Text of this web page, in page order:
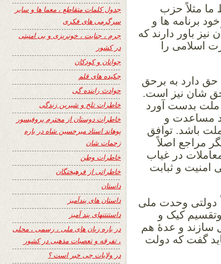
مثلاً حزب
برنامه ها و
باور دارند که
اسلامی را
دارد به برحق
حق شان نیز است.
ملت بدست آورد
مساعدت و
باشد. توافق
مراجع اصلاً
در غیاب
امنیت و ثبابت
دولتی وحدت ملی
وتقسیم کیک و
سازند و عدۀ هم
گفت که دولت
جدول کلمات متقاطع ، معما ها و سایر
سرگرمی های فکری
جرم ، جنایت ، خونریزی و بی امنیتی
در کشور
جوانان و کودکان
چکیده های قلم
حوادث راننده گی
خاطرات تلخ و شیرین زندگی
خاطرات دوستان از محترم پروفیسور
پوهاند استاد میرحسین شاه در باره
زحمات شان
خاطرات وطن
خاطراتی از فرهیختگان
داستان
داستان های پندآمیز
داستنتنهای پند آمیز
در باره زبان های ملی ، رسمی ، محلی
، تفرقه و تعصبات مذهبی در کشور
در ولایات چی خبر است ؟